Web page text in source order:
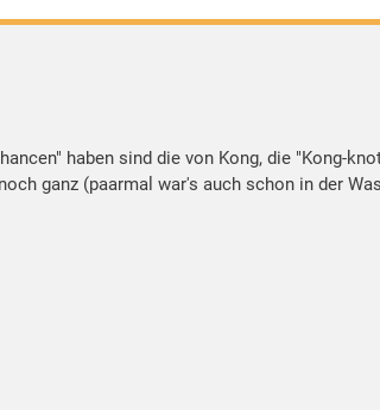
haben sind die von Kong, die "Kong-
ganz (paarmal war's auch schon in der